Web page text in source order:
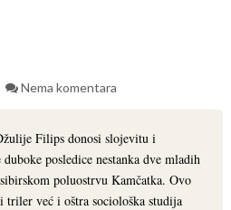
Nema komentara
Filips donosi slojevitu i
posledice nestanka dve mladih
poluostrvu Kamčatka. Ovo
već i oštra sociološka studija